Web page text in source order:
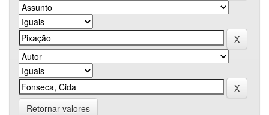
Retornar valores